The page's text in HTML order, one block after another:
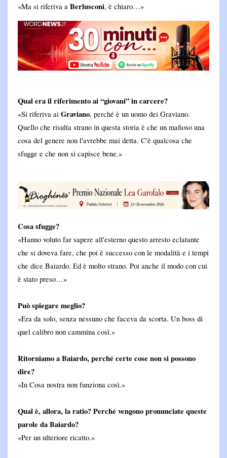
«Ma si riferiva a Berlusconi, è chiaro…»
Qual era il riferimento ai “giovani” in carcere?
«Si riferiva ai Graviano, perché è un uomo dei Graviano.
Quello che risulta strano in questa storia è che un mafioso una
cosa del genere non l'avrebbe mai detta. C'è qualcosa che
sfugge e che non si capisce bene.»
Cosa sfugge?
«Hanno voluto far sapere all'esterno questo arresto eclatante
che si doveva fare, che poi è successo con le modalità e i tempi
che dice Baiardo. Ed è molto strano. Poi anche il modo con cui
è stato preso…»
Può spiegare meglio?
«Era da solo, senza nessuno che faceva da scorta. Un boss di
quel calibro non cammina così.»
Ritorniamo a Baiardo, perché certe cose non si possono
dire?
«In Cosa nostra non funziona così.»
Qual è, allora, la ratio? Perché vengono pronunciate queste
parole da Baiardo?
«Per un ulteriore ricatto.»